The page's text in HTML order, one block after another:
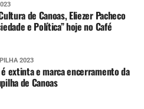
de Canoas, Eliezer Pacheco
e Política” hoje no Café
2023
extinta e marca encerramento da
de Canoas